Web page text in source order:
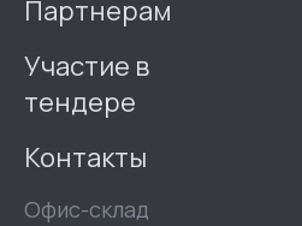
Партнерам
Участие в
тендере
Контакты
Офис-склад